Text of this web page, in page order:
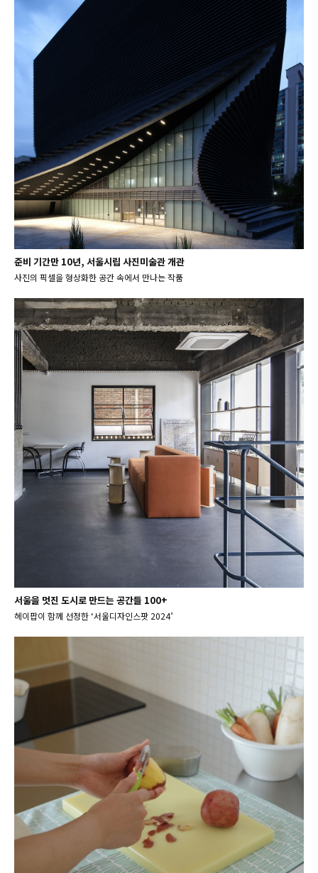
준비 기간만 10년, 서울시립 사진미술관 개관
사진의 픽셀을 형상화한 공간 속에서 만나는 작품
서울을 멋진 도시로 만드는 공간들 100+
헤이팝이 함께 선정한 ‘서울디자인스팟 2024’